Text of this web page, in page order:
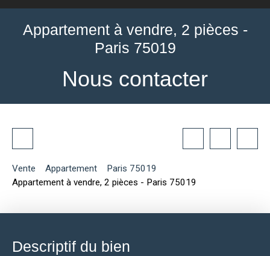
Appartement à vendre, 2 pièces -
Paris 75019
Nous contacter
Vente Appartement
Paris 75019
Appartement à vendre, 2 pièces - Paris 75019
Descriptif du bien